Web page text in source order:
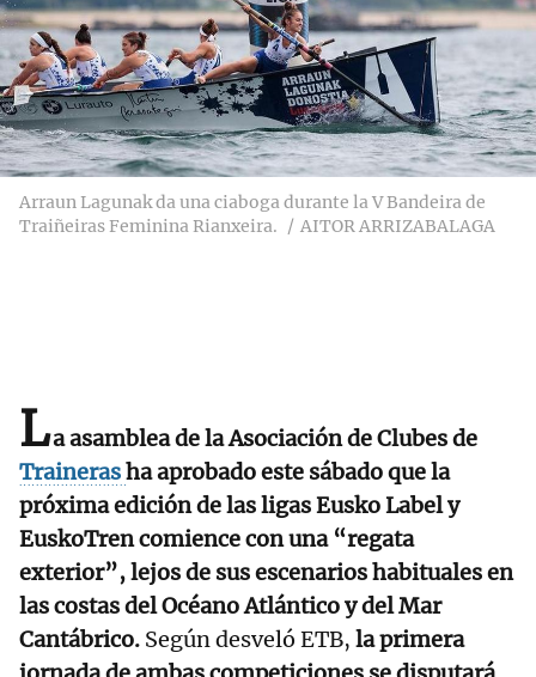
Arraun Lagunak da una ciaboga durante la V Bandeira de
Traiñeiras Feminina Rianxeira.
AITOR ARRIZABALAGA
La asamblea de la Asociación de Clubes de
Trainerasha aprobado este sábado que la
próxima edición de las ligas Eusko Label y
EuskoTren comience con una “regata
exterior”, lejos de sus escenarios habituales en
las costas del Océano Atlántico y del Mar
Cantábrico. Según desveló ETB, la primera